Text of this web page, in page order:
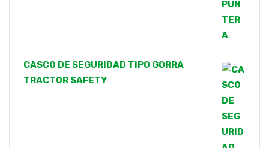
CASCO DE SEGURIDAD TIPO GORRA
TRACTOR SAFETY